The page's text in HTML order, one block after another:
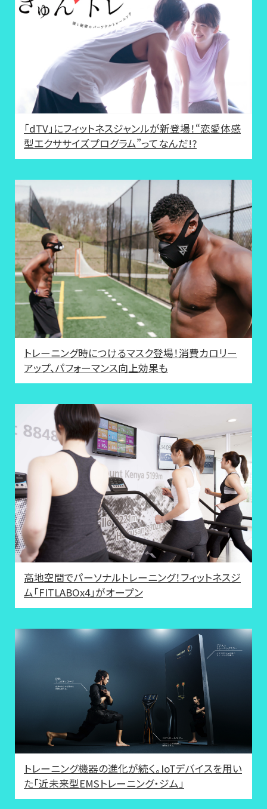
「dTV」にフィットネスジャンルが新登場！“恋愛体感
型エクササイズプログラム”ってなんだ!?
トレーニング時につけるマスク登場！消費カロリー
アップ、パフォーマンス向上効果も
高地空間でパーソナルトレーニング！フィットネスジ
ム「FITLABOx4」がオープン
トレーニング機器の進化が続く。IoTデバイスを用い
た「近未来型EMSトレーニング・ジム」